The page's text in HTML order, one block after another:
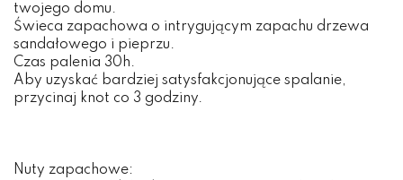
twojego domu.
Świeca zapachowa o intrygującym zapachu drzewa
sandałowego i pieprzu.
Czas palenia 30h.
Aby uzyskać bardziej satysfakcjonujące spalanie,
przycinaj knot co 3 godziny.
Nuty zapachowe: